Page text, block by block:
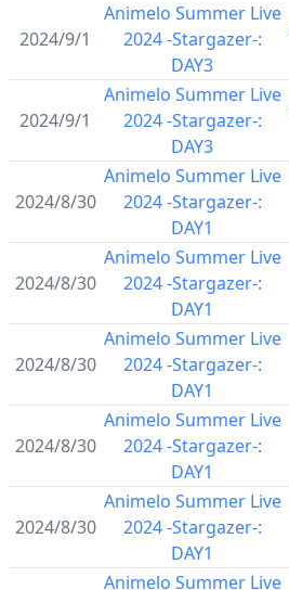
2024/9/1
Animelo Summer Live
2024 -Stargazer-:
DAY3
2024/9/1
Animelo Summer Live
2024 -Stargazer-:
DAY3
2024/8/30
Animelo Summer Live
2024 -Stargazer-:
DAY1
2024/8/30
Animelo Summer Live
2024 -Stargazer-:
DAY1
2024/8/30
Animelo Summer Live
2024 -Stargazer-:
DAY1
2024/8/30
Animelo Summer Live
2024 -Stargazer-:
DAY1
2024/8/30
Animelo Summer Live
2024 -Stargazer-:
DAY1
Animelo Summer Live